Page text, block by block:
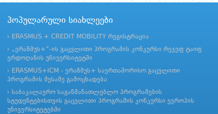
პოპულარული სიახლეები
ERASMUS + CREDIT MOBILITY რეგისტრაცია
„ერაზმუს+“-ის გაცვლითი პროგრამის კონკურსი რეჯეფ ტაიფ
ერდოღანის უნივერსიტეტში
ERASMUS+ICM - ერაზმუს+ საერთაშორისო გაცვლითი
პროგრამის მესამე გამოცხადება
საბაკალავრო საგანმანათლებლო პროგრამების
სტუდენტებისთვის გაცვლითი პროგრამის კონკურსი ევროპის
უნივერსიტეტებში